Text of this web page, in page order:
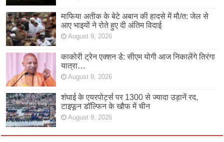
माफिया अतीक के बेटे अबान की हादसे में मौ/त: जेल से
आए भाइयों ने रोते हुए दी अंतिम विदाई
August 9, 2026
काकोरी ट्रेन एक्शन डे: सीएम योगी आज निकालेंगे तिरंगा
यात्रा…
August 9, 2026
शंघाई के एयरपोर्ट्स पर 1300 से ज्यादा उड़ानें रद,
टाइफून डॉल्फिन के खौफ में चीन
August 9, 2026